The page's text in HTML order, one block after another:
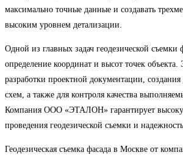
максимально точные данные и создавать
высоким уровнем детализации.
Одной из главных задач геодезической съемки
определение координат и высот точек объекта.
разработки проектной документации,
схем, а также для контроля качества
Компания ООО «ЭТАЛОН» гарантирует
проведения геодезической съемки и
Геодезическая съемка фасада в Москве от